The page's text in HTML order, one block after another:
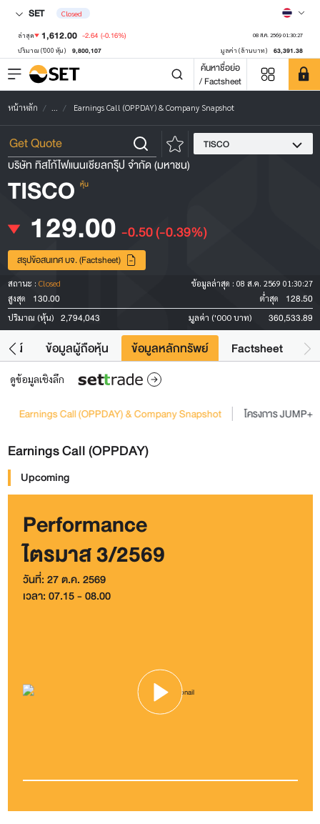
SET Closed
ล่าสุด 1,612.00 -2.64 (-0.16%) 08 ส.ค. 2569 01:30:27
ปริมาณ ('000 หุ้น) 9,800,107 มูลค่า (ล้านบาท) 63,391.38
ค้นหาชื่อย่อ
/ Factsheet
หน้าหลัก ... Earnings Call (OPPDAY) & Company Snapshot
TISCO
บริษัท ทิสโก้ไฟแนนเชียลกรุ๊ป จำกัด (มหาชน)
TISCO หุ้น
129.00 -0.50(-0.39%)
สรุปข้อสนเทศ บจ. (Factsheet)
สถานะ : Closed ข้อมูลล่าสุด : 08 ส.ค. 2569 01:30:27
สูงสุด
130.00 ต่ำสุด 128.50
ปริมาณ (หุ้น) 2,794,043 มูลค่า ('000 บาท) 360,533.89
ยชน์ ข้อมูลผู้ถือหุ้น ข้อมูลหลักทรัพย์ Factsheet
ดูข้อมูลเชิงลึก
Earnings Call (OPPDAY) & Company Snapshot โครงการ JUMP+
Earnings Call (OPPDAY)
Upcoming
Performance
ไตรมาส 3/2569
วันที่: 27 ต.ค. 2569
เวลา: 07.15 - 08.00